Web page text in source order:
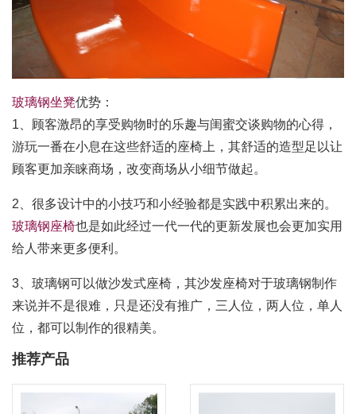
玻璃钢坐凳优势：
1、顾客激昂的享受购物时的乐趣与闺蜜交谈购物的心得，
游玩一番在小息在这些舒适的座椅上，其舒适的造型足以让
顾客更加亲睐商场，改变商场从小细节做起。
2、很多设计中的小技巧和小经验都是实践中积累出来的。
玻璃钢座椅也是如此经过一代一代的更新发展也会更加实用
给人带来更多便利。
3、玻璃钢可以做沙发式座椅，其沙发座椅对于玻璃钢制作
来说并不是很难，只是还没有推广，三人位，两人位，单人
位，都可以制作的很精美。
推荐产品